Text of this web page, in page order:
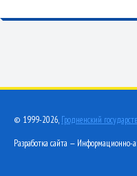
© 1999-2026, Гродненский
Разработка сайта — Информационно-